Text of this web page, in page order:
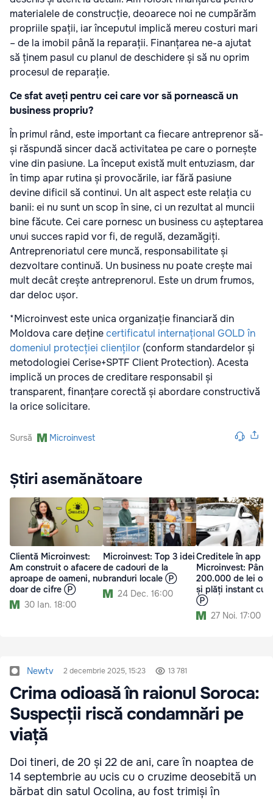
materialele de construcție, deoarece noi ne cumpărăm
propriile spații, iar începutul implică mereu costuri mari
– de la imobil până la reparații. Finanțarea ne-a ajutat
să ținem pasul cu planul de deschidere și să nu oprim
procesul de reparație.
Ce sfat aveți pentru cei care vor să pornească un
business propriu?
În primul rând, este important ca fiecare antreprenor să-
și răspundă sincer dacă activitatea pe care o pornește
vine din pasiune. La început există mult entuziasm, dar
în timp apar rutina și provocările, iar fără pasiune
devine dificil să continui. Un alt aspect este relația cu
banii: ei nu sunt un scop în sine, ci un rezultat al muncii
bine făcute. Cei care pornesc un business cu așteptarea
unui succes rapid vor fi, de regulă, dezamăgiți.
Antreprenoriatul cere muncă, responsabilitate și
dezvoltare continuă. Un business nu poate crește mai
mult decât crește antreprenorul. Este un drum frumos,
dar deloc ușor.
*Microinvest este unica organizație financiară din
Moldova care deținecertificatul internațional GOLD în
domeniul protecției clienților (conform standardelor și
metodologiei Cerise+SPTF Client Protection). Acesta
implică un proces de creditare responsabil și
transparent, finanțare corectă și abordare constructivă
la orice solicitare.
Sursă Microinvest
Știri asemănătoare
Clientă Microinvest:
Am construit o afacere
aproape de oameni, nu
doar de cifre Ⓟ
30 Ian. 18:00
Microinvest: Top 3 idei
de cadouri de la
branduri locale Ⓟ
24 Dec. 16:00
Creditele în app
Microinvest: Până
200.000 de lei
și plăți instant cu
Ⓟ
27 Noi. 17:00
Newtv 2 decembrie 2025, 15:23 13 781
Crima odioasă în raionul Soroca:
Suspecții riscă condamnări pe
viață
Doi tineri, de 20 și 22 de ani, care în noaptea de
14 septembrie au ucis cu o cruzime deosebită un
bărbat din satul Ocolina, au fost trimiși în